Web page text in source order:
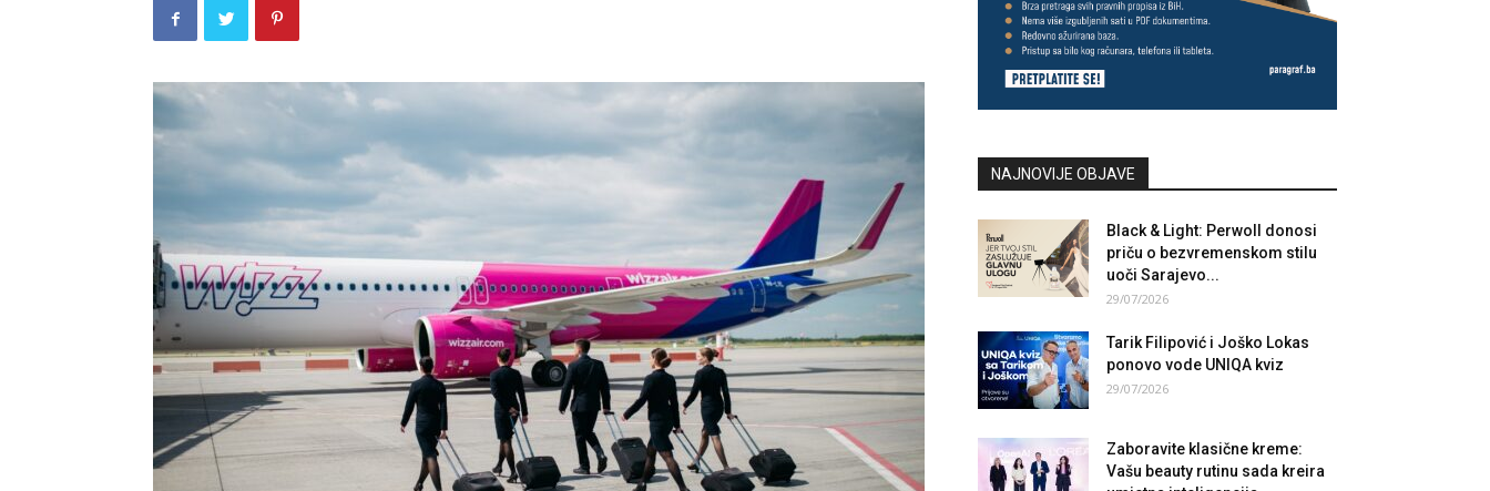
NAJNOVIJE OBJAVE
Black & Light: Perwoll donosi
priču o bezvremenskom stilu
uoči Sarajevo...
29/07/2026
Tarik Filipović i Joško Lokas
ponovo vode UNIQA kviz
29/07/2026
Zaboravite klasične kreme:
Vašu beauty rutinu sada kreira